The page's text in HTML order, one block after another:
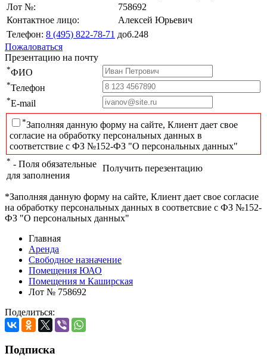
Лот №:
758692
Контактное лицо:
Алексей Юрьевич
Телефон: 8 (495) 822-78-71 доб.248
Пожаловаться
Презентацию на почту
*ФИО
*Телефон
*E-mail
*Заполняя данную форму на сайте, Клиент дает свое
согласие на обработку персональных данных в
соответствие с ФЗ №152-ФЗ "О персональных данных"
* - Поля обязательные
для заполнения
Получить перезентацию
*Заполняя данную форму на сайте, Клиент дает свое согласие
на обработку персональных данных в соответсвие с ФЗ №152-
ФЗ "О персональных данных"
Главная
Аренда
Свободное назначение
Помещения ЮАО
Помещения м Каширская
Лот № 758692
Поделиться:
Подписка